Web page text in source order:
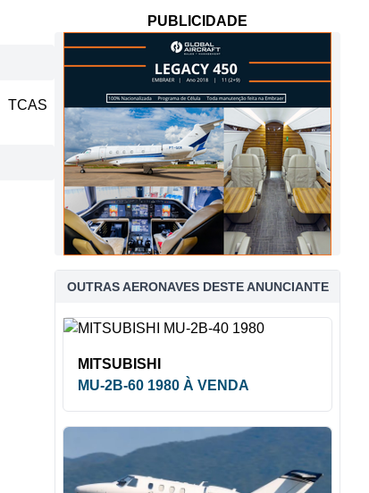
TCAS
PUBLICIDADE
OUTRAS AERONAVES DESTE ANUNCIANTE
MITSUBISHI
MU-2B-60 1980 À VENDA